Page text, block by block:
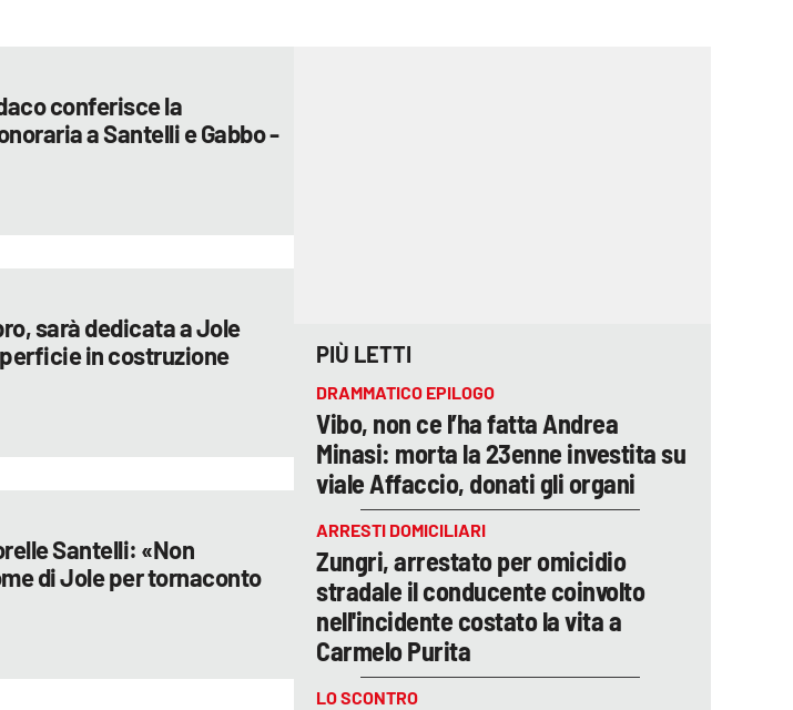
conferisce la
a Santelli e Gabbo -
sarà dedicata a Jole
in costruzione
Santelli: «Non
di Jole per tornaconto
PIÙ LETTI
DRAMMATICO EPILOGO
Vibo, non ce l’ha fatta Andrea
Minasi: morta la 23enne investita su
viale Affaccio, donati gli organi
ARRESTI DOMICILIARI
Zungri, arrestato per omicidio
stradale il conducente coinvolto
nell'incidente costato la vita a
Carmelo Purita
LO SCONTRO